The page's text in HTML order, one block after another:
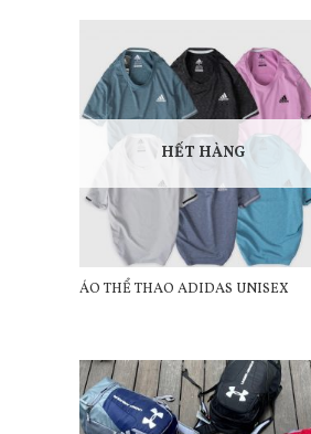
HẾT HÀNG
ÁO THỂ THAO ADIDAS UNISEX